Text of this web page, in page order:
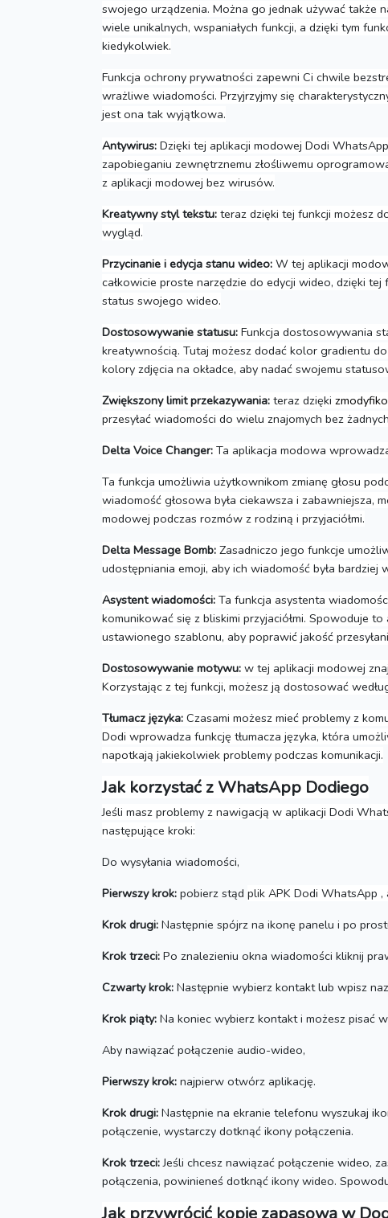
swojego urządzenia. Można go jednak używać także
wiele unikalnych, wspaniałych funkcji, a dzięki tym
kiedykolwiek.
Funkcja ochrony prywatności zapewni Ci chwile
wrażliwe wiadomości. Przyjrzyjmy się
jest ona tak wyjątkowa.
Antywirus: Dzięki tej aplikacji modowej Dodi
zapobieganiu zewnętrznemu złośliwemu
z aplikacji modowej bez wirusów.
Kreatywny styl tekstu: teraz dzięki tej funkcji możesz
wygląd.
Przycinanie i edycja stanu wideo: W tej aplikacji
całkowicie proste narzędzie do edycji wideo, dzięki
status swojego wideo.
Dostosowywanie statusu: Funkcja dostosowywania
kreatywnością. Tutaj możesz dodać kolor gradientu
kolory zdjęcia na okładce, aby nadać swojemu
Zwiększony limit przekazywania: teraz dzięki
przesyłać wiadomości do wielu znajomych bez
Delta Voice Changer: Ta aplikacja modowa
Ta funkcja umożliwia użytkownikom zmianę głosu
wiadomość głosowa była ciekawsza i zabawniejsza,
modowej podczas rozmów z rodziną i przyjaciółmi.
Delta Message Bomb: Zasadniczo jego funkcje
udostępniania emoji, aby ich wiadomość była bardziej
Asystent wiadomości: Ta funkcja asystenta
komunikować się z bliskimi przyjaciółmi. Spowoduje to
ustawionego szablonu, aby poprawić jakość
Dostosowywanie motywu: w tej aplikacji modowej
Korzystając z tej funkcji, możesz ją dostosować
Tłumacz języka: Czasami możesz mieć problemy z
Dodi wprowadza funkcję tłumacza języka, która
napotkają jakiekolwiek problemy podczas komunikacji.
Jak korzystać z WhatsApp Dodiego
Jeśli masz problemy z nawigacją w aplikacji Dodi
następujące kroki:
Do wysyłania wiadomości,
Pierwszy krok: pobierz stąd plik APK Dodi WhatsApp
Krok drugi: Następnie spójrz na ikonę panelu i po
Krok trzeci: Po znalezieniu okna wiadomości kliknij
Czwarty krok: Następnie wybierz kontakt lub wpisz
Krok piąty: Na koniec wybierz kontakt i możesz pisać
Aby nawiązać połączenie audio-wideo,
Pierwszy krok: najpierw otwórz aplikację.
Krok drugi: Następnie na ekranie telefonu wyszukaj
połączenie, wystarczy dotknąć ikony połączenia.
Krok trzeci:Jeśli chcesz nawiązać połączenie wideo,
połączenia, powinieneś dotknąć ikony wideo.
Jak przywrócić kopię zapasową w